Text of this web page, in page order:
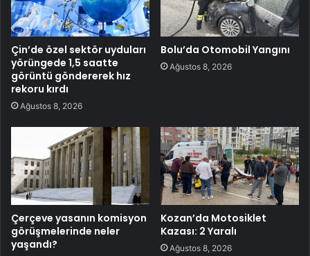
Çin’de özel sektör uyduları
yörüngede 1,5 saatte
görüntü göndererek hız
rekoru kırdı
Ağustos 8, 2026
Bolu’da Otomobil Yangını
Ağustos 8, 2026
Çerçeve yasanın komisyon
görüşmelerinde neler
yaşandı?
Kozan’da Motosiklet
Kazası: 2 Yaralı
Ağustos 8, 2026